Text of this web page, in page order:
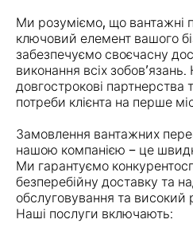
Ми розуміємо, що вантажні
ключовий елемент вашого
забезпечуємо своєчасну
виконання всіх
довгострокові партнерства
потреби клієнта на перше
Замовлення вантажних
нашою компанією – це
Ми гарантуємо
безперебійну доставку та
обслуговування та високий
Наші послуги включають: